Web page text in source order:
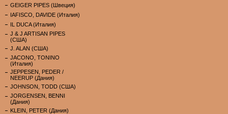
GEIGER PIPES (Швеция)
IAFISCO, DAVIDE (Италия)
IL DUCA (Италия)
J & J ARTISAN PIPES
(США)
J. ALAN (США)
JACONO, TONINO
(Италия)
JEPPESEN, PEDER /
NEERUP (Дания)
JOHNSON, TODD (США)
JORGENSEN, BENNI
(Дания)
KLEIN, PETER (Дания)